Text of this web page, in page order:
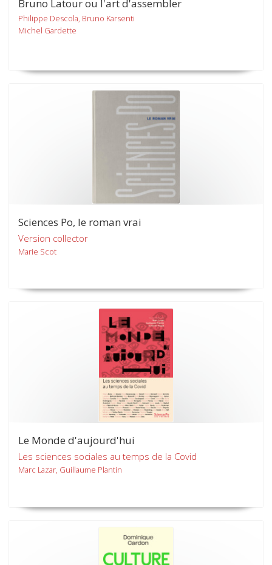
Bruno Latour ou l'art d'assembler
Philippe Descola, Bruno Karsenti
Michel Gardette
Sciences Po, le roman vrai
Version collector
Marie Scot
Le Monde d'aujourd'hui
Les sciences sociales au temps de la Covid
Marc Lazar, Guillaume Plantin